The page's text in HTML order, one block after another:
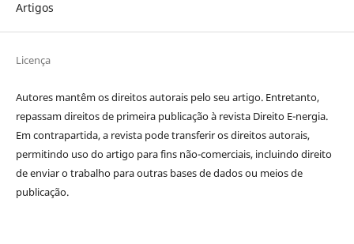
Artigos
Licença
Autores mantêm os direitos autorais pelo seu artigo. Entretanto,
repassam direitos de primeira publicação à revista Direito E-nergia.
Em contrapartida, a revista pode transferir os direitos autorais,
permitindo uso do artigo para fins não-comerciais, incluindo direito
de enviar o trabalho para outras bases de dados ou meios de
publicação.